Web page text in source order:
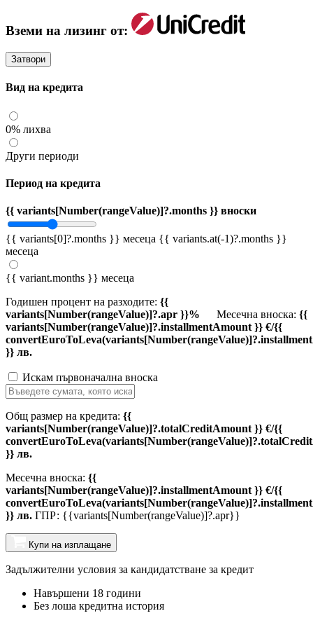
Вземи на лизинг от:
Затвори
Вид на кредита
0% лихва
Други периоди
Период на кредита
{{ variants[Number(rangeValue)]?.months }} вноски
{{ variants[0]?.months }} месеца {{ variants.at(-1)?.months }}
месеца
{{ variant.months }} месеца
Годишен процент на разходите: {{
variants[Number(rangeValue)]?.apr }}%
Месечна вноска: {{
variants[Number(rangeValue)]?.installmentAmount }} €/{{
}} лв.
Искам първоначална вноска
Общ размер на кредита: {{
variants[Number(rangeValue)]?.totalCreditAmount }} €/{{
}} лв.
Месечна вноска: {{
variants[Number(rangeValue)]?.installmentAmount }} €/{{
}} лв. ГПР: {{variants[Number(rangeValue)]?.apr}}
Купи на изплащане
Задължителни условия за кандидатстване за кредит
Навършени 18 години
Без лоша кредитна история